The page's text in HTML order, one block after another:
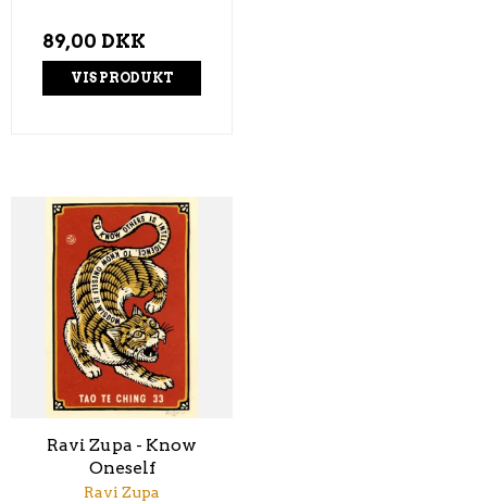
89,00 DKK
VIS PRODUKT
Ravi Zupa - Know
Oneself
Ravi Zupa